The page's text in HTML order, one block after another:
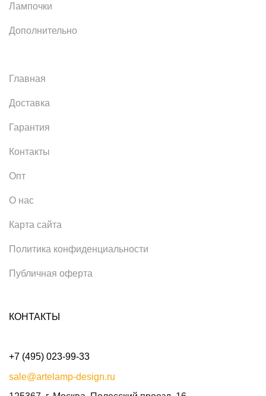
Лампочки
Дополнительно
Главная
Доставка
Гарантия
Контакты
Опт
О нас
Карта сайта
Политика конфиденциальности
Публичная оферта
КОНТАКТЫ
+7 (495) 023-99-33
sale@artelamp-design.ru